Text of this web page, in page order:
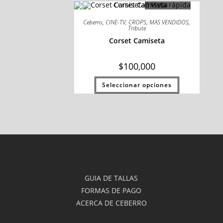
Vista rápida
Ceberro, CINE-TV, CROPS,MAS VENDIDOS,
Tribute
Corset Camiseta
$100,000
Seleccionar opciones
GUIA DE TALLAS
FORMAS DE PAGO
ACERCA DE CEBERRO